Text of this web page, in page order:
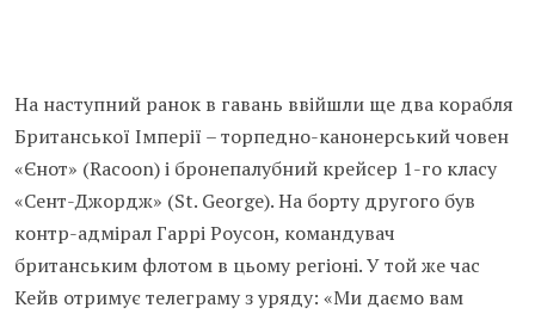
На наступний ранок в гавань ввійшли ще два корабля
Британської Імперії – торпедно-канонерський човен
«Єнот» (Racoon) і бронепалубний крейсер 1-го класу
«Сент-Джордж» (St. George). На борту другого був
контр-адмірал Гаррі Роусон, командувач
британським флотом в цьому регіоні. У той же час
Кейв отримує телеграму з уряду: «Ми даємо вам